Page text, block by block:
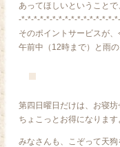
あってほしいということ
-*-*-*-*-*-*-*-*-*-*-*-*-*-*-*-
そのポイントサービスが、
午前中（12時まで）と雨
第四日曜日だけは、お寝坊
ちょこっとお得になります
みなさんも、こぞって天狗